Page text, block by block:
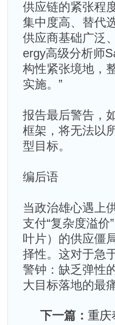
供应链的紧张程
集中度高、替代
供应商基础广泛
ergy高级分析师
构性紧张境地，
实施。”
报告最后警告，
框架，将无法以
型目标。
编后语
当政治雄心遇上
支付“复杂度溢
叶片）的供应僵
择性。这对于急
警钟：缺乏弹性
大目标落地的最
下一篇： 重庆